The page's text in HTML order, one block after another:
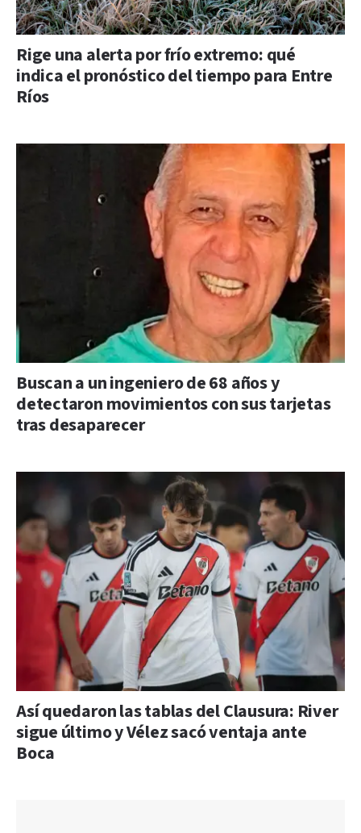
Rige una alerta por frío extremo: qué
indica el pronóstico del tiempo para Entre
Ríos
Buscan a un ingeniero de 68 años y
detectaron movimientos con sus tarjetas
tras desaparecer
Así quedaron las tablas del Clausura: River
sigue último y Vélez sacó ventaja ante
Boca